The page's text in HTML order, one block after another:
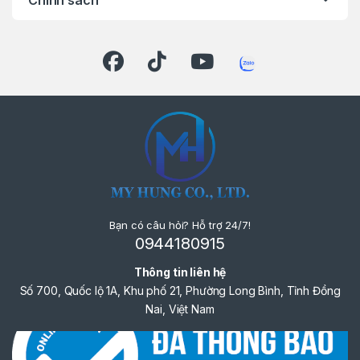
Thông Số Kỹ Thuật
Điện áp pin: 18V LXT
Dung lượng pin: 5.0Ah (2 pin kèm theo)
Lực siết tối đa: 65 N·m
Tốc độ không tải: Thấp 0 – 550 / Cao 0 –
2.100 vòng/phút
Khả năng khoan: Thép 13mm / Gỗ 38mm
Đầu kẹp mũi khoan: 1,5 – 13mm
Trọng lượng: ~1,8 – 2,0kg (kèm pin)
LIÊN HỆ NGAY
Bạn có câu hỏi? Hỗ trợ 24/7!
0944180915
Thông tin liên hệ
Số 700, Quốc lộ 1A, Khu phố 21, Phường Long Bình, Tỉnh Đồng
Nai, Việt Nam